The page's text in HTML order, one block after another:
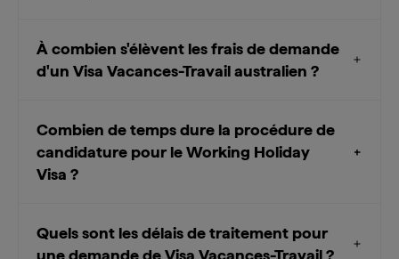
À combien s'élèvent les frais de demande
d'un Visa Vacances-Travail australien ?
Combien de temps dure la procédure de
candidature pour le Working Holiday
Visa ?
Quels sont les délais de traitement pour
une demande de Visa Vacances-Travail ?